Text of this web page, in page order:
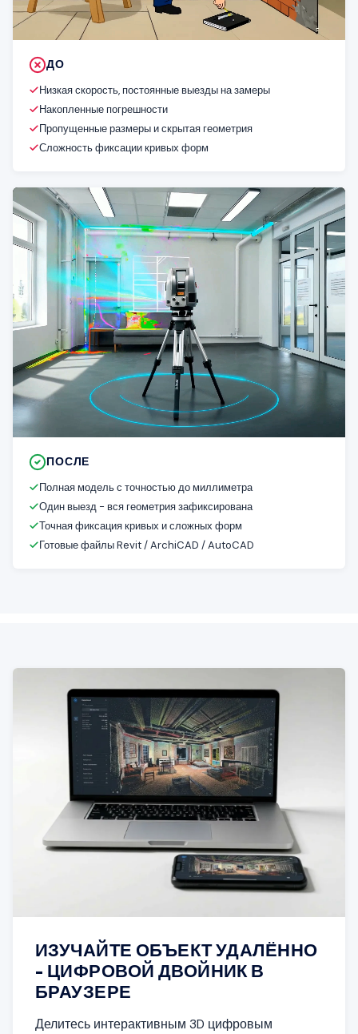
ДО
Низкая скорость, постоянные выезды на замеры
Накопленные погрешности
Пропущенные размеры и скрытая геометрия
Сложность фиксации кривых форм
ПОСЛЕ
Полная модель с точностью до миллиметра
Один выезд - вся геометрия зафиксирована
Точная фиксация кривых и сложных форм
Готовые файлы Revit / ArchiCAD / AutoCAD
ИЗУЧАЙТЕ ОБЪЕКТ УДАЛЁННО
- ЦИФРОВОЙ ДВОЙНИК В
БРАУЗЕРЕ
Делитесь интерактивным 3D цифровым